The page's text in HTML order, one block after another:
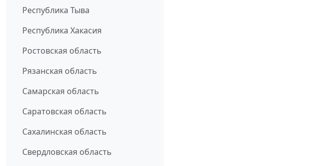
Республика Тыва
Республика Хакасия
Ростовская область
Рязанская область
Самарская область
Саратовская область
Сахалинская область
Свердловская область